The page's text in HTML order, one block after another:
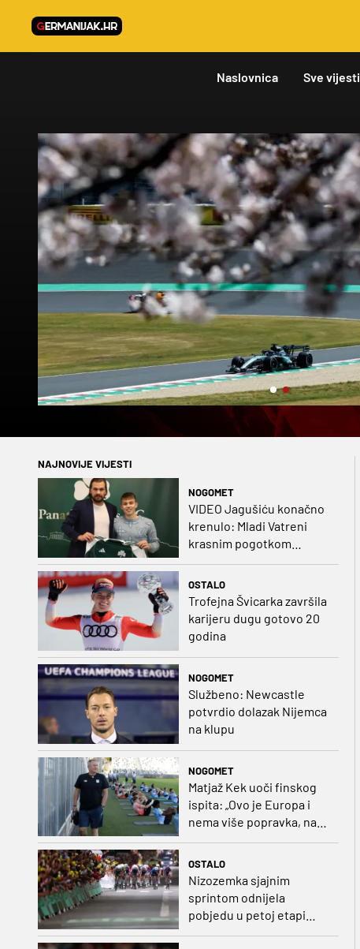
Naslovnica Sve vijesti
NAJNOVIJE VIJESTI
NOGOMET
VIDEO Jagušiću konačno
krenulo: Mladi Vatreni
krasnim pogotkom
OSTALO
Trofejna Švicarka završila
karijeru dugu gotovo 20
godina
NOGOMET
Službeno: Newcastle
potvrdio dolazak Nijemca
na klupu
NOGOMET
Matjaž Kek uoči finskog
ispita: „Ovo je Europa i
nema više popravka, na
Rujevici se nešto pita i
OSTALO
Nizozemka sjajnim
sprintom odnijela
pobjedu u petoj etapi